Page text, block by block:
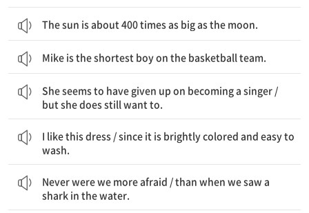
The sun is about 400 times as big as the moon.
Mike is the shortest boy on the basketball team.
She seems to have given up on becoming a singer /
but she does still want to.
I like this dress / since it is brightly colored and easy to
wash.
Never were we more afraid / than when we saw a
shark in the water.